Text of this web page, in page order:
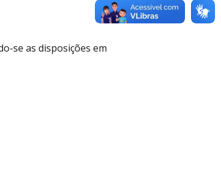
se as disposições em